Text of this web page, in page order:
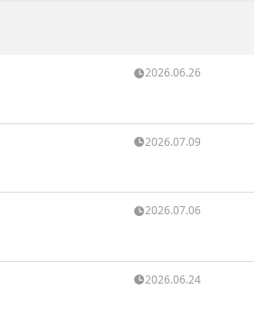
2026.06.26
2026.07.09
2026.07.06
2026.06.24